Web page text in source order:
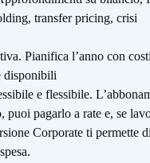
transfer pricing, crisi
Pianifica l’anno con
disponibili
e flessibile.
puoi pagarlo a rate e, se
Corporate ti permette